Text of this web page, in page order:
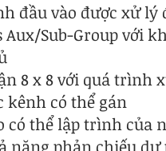
đầu vào được xử lý
Aux/Sub-Group với
8 x 8 với quá trình
kênh có thể gán
có thể lập trình của
năng phản chiếu